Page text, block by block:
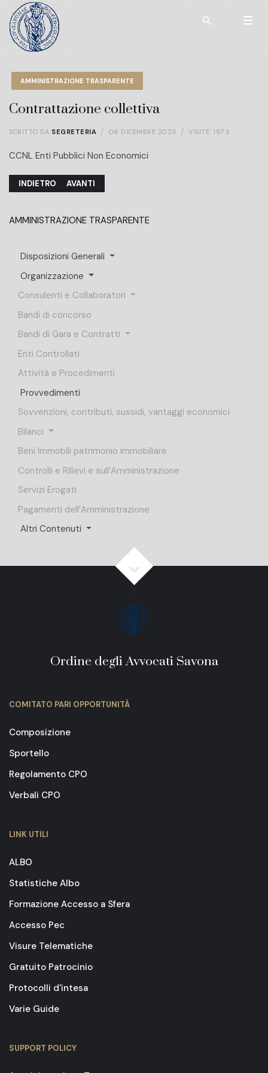
AMMINISTRAZIONE TRASPARENTE
Contrattazione collettiva
SCRITTO DA SEGRETERIA 06 DICEMBRE 2023 VISITE: 1973
CCNL Enti Pubblici Non Economici
ARTICOLO PRECEDENTE: INCARICHI CONFERITI E AUTORIZZATI
INDIETRO ARTICOLO SUCCESSIVO: CONTRATTAZIONE
AVANTI
AMMINISTRAZIONE TRASPARENTE
Disposizioni Generali
Organizzazione
Consulenti e Collaboratori
Bandi di concorso
Bandi di Gara e Contratti
Enti Controllati
Attività e Procedimenti
Provvedimenti
Sovvenzioni, contributi, sussidi, vantaggi economici
Bilanci
Beni Immobili patrimonio immobiliare
Controlli e Rilievi e sull’Amministrazione
Servizi Erogati
Pagamenti dell’Amministrazione
Altri Contenuti
Ordine degli Avvocati Savona
COMITATO PARI OPPORTUNITÀ
Composizione
Sportello
Regolamento CPO
Verbali CPO
LINK UTILI
ALBO
Statistiche Albo
Formazione Accesso a Sfera
Accesso Pec
Visure Telematiche
Gratuito Patrocinio
Protocolli d'intesa
Varie Guide
SUPPORT POLICY